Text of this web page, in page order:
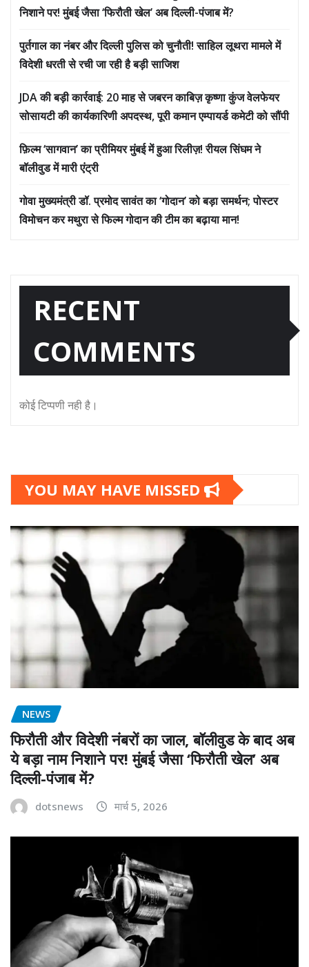
निशाने पर! मुंबई जैसा ‘फिरौती खेल’ अब दिल्ली-पंजाब में?
पुर्तगाल का नंबर और दिल्ली पुलिस को चुनौती! साहिल लूथरा मामले में
विदेशी धरती से रची जा रही है बड़ी साजिश
JDA की बड़ी कार्रवाई: 20 माह से जबरन काबिज़ कृष्णा कुंज वेलफेयर
सोसायटी की कार्यकारिणी अपदस्थ, पूरी कमान एम्पायर्ड कमेटी को सौंपी
फ़िल्म ‘सागवान’ का प्रीमियर मुंबई में हुआ रिलीज़! रीयल सिंघम ने
बॉलीवुड में मारी एंट्री
गोवा मुख्यमंत्री डॉ. प्रमोद सावंत का ‘गोदान’ को बड़ा समर्थन; पोस्टर
विमोचन कर मथुरा से फिल्म गोदान की टीम का बढ़ाया मान!
RECENT
COMMENTS
कोई टिप्पणी नही है।
YOU MAY HAVE MISSED
NEWS
फिरौती और विदेशी नंबरों का जाल, बॉलीवुड के बाद अब
ये बड़ा नाम निशाने पर! मुंबई जैसा ‘फिरौती खेल’ अब
दिल्ली-पंजाब में?
dotsnews मार्च 5, 2026